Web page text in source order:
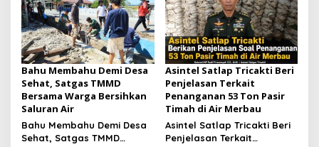
Kampung Sesor
Bahu Membahu Demi Desa
Sehat, Satgas TMMD
Bersama Warga Bersihkan
Saluran Air
Bahu Membahu Demi Desa
Sehat, Satgas TMMD
Asintel Satlap Tricakti Beri
Penjelasan Terkait
Penanganan 53 Ton Pasir
Timah di Air Merbau
Asintel Satlap Tricakti Beri
Penjelasan Terkait